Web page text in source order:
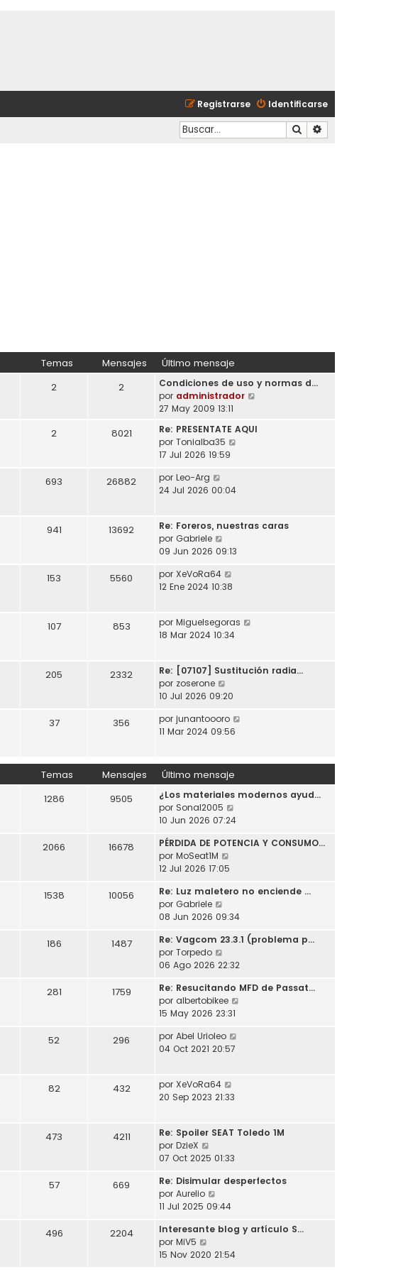
Identificarse
Registrarse
Buscar
Temas Mensajes Último mensaje
2 2
Condiciones de uso y normas d…
por administrador
ú
e
27 May 2009 13:11
2 8021
Re: PRESENTATE AQUI
por Tonialba35
m
j
17 Jul 2026 19:59
693 26882 por Leo-Arg
e
l
t
i
o
m
s
e
24 Jul 2026 00:04
941 13692
Re: Foreros, nuestras caras
por Gabriele
e
ú
l
m
o
n
s
j
e
09 Jun 2026 09:13
153 5560 por XeVoRa64
l
t
o
e
n
s
e
12 Ene 2024 10:38
107 853 por Miguelsegoras
l
n
a
j
18 Mar 2024 10:34
205 2332
Re: [07107] Sustitución radia…
por zoserone
e
ú
l
m
o
m
e
n
a
j
e
10 Jul 2026 09:20
37 356 por junantoooro
t
i
e
j
11 Mar 2024 09:56
Temas Mensajes Último mensaje
1286 9505
¿Los materiales modernos ayud…
por Sonal2005
e
ú
m
m
e
s
j
e
10 Jun 2026 07:24
2066 16678
PÉRDIDA DE POTENCIA Y CONSUMO…
por MoSeat1M
ú
t
m
m
n
s
j
e
12 Jul 2026 17:05
1538 10056
Re: Luz maletero no enciende …
por Gabriele
e
ú
t
m
o
m
n
j
e
08 Jun 2026 09:34
186 1487
Re: Vagcom 23.3.1 (problema p…
por Torpedo
e
ú
l
t
m
o
e
n
j
06 Ago 2026 22:32
281 1759
Re: Resucitando MFD de Passat…
por albertobikee
e
j
15 May 2026 23:31
52 296 por Abel Urioleo
o
s
e
04 Oct 2021 20:57
82 432 por XeVoRa64
e
l
i
o
s
a
20 Sep 2023 21:33
473 4211
Re: Spoiler SEAT Toledo 1M
por DzieX
e
ú
l
t
m
m
07 Oct 2025 01:33
57 669
Re: Disimular desperfectos
por Aurelio
e
ú
t
11 Jul 2025 09:44
496 2204
Interesante blog y artículo S…
por MiV5
e
15 Nov 2020 21:54